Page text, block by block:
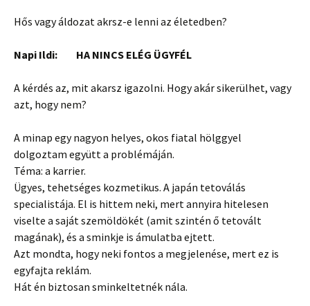
Hős vagy áldozat akrsz-e lenni az életedben?
Napi Ildi: HA NINCS ELÉG ÜGYFÉL
A kérdés az, mit akarsz igazolni. Hogy akár sikerülhet, vagy
azt, hogy nem?
A minap egy nagyon helyes, okos fiatal hölggyel
dolgoztam együtt a problémáján.
Téma: a karrier.
Ügyes, tehetséges kozmetikus. A japán tetoválás
specialistája. El is hittem neki, mert annyira hitelesen
viselte a saját szemöldökét (amit szintén ő tetovált
magának), és a sminkje is ámulatba ejtett.
Azt mondta, hogy neki fontos a megjelenése, mert ez is
egyfajta reklám.
Hát én biztosan sminkeltetnék nála.